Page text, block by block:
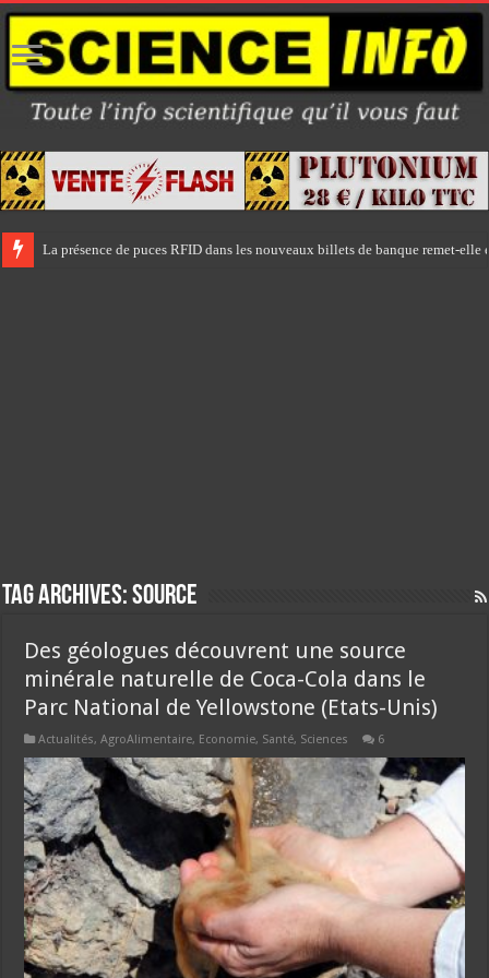
La présence de puces RFID dans les nouveaux billets de banque remet-
Tag Archives:source
Des géologues découvrent une source
minérale naturelle de Coca-Cola dans le
Parc National de Yellowstone (Etats-Unis)
Actualités,AgroAlimentaire, Economie, Santé, Sciences 6